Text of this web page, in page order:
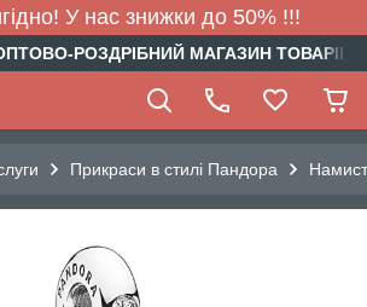
У нас знижки до 50% !!!
ОПТОВО-РОЗДРІБНИЙ МАГАЗИН
Прикраси в стилі Пандора